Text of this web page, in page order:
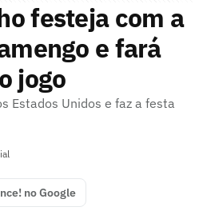
festeja com a
e fará
jogo
Estados Unidos e faz a festa
no Google